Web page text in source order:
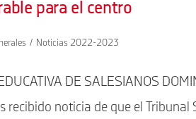
para el centro
/ Noticias 2022-2023
DE SALESIANOS
recibido noticia de que el